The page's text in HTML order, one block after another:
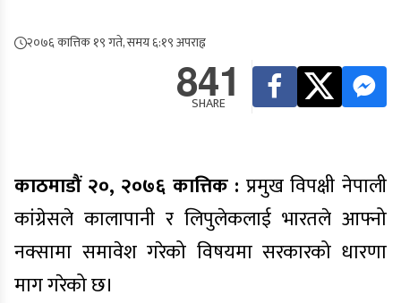
२०७६ कात्तिक १९ गते, समय ६:१९ अपराह्न
841
SHARE
काठमाडौं २०, २०७६ कात्तिक : प्रमुख विपक्षी नेपाली
कांंग्रेसले कालापानी र लिपुलेकलाई भारतले आफ्नो
नक्सामा समावेश गरेको विषयमा सरकारको धारणा
माग गरेको छ।